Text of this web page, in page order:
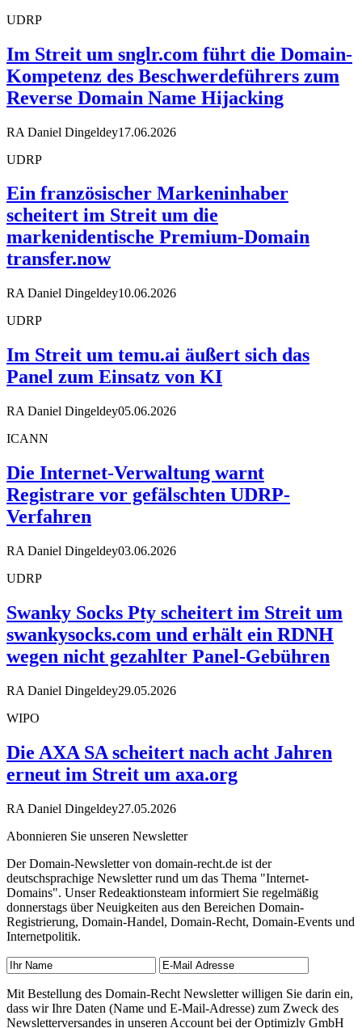
UDRP
Im Streit um snglr.com führt die Domain-
Kompetenz des Beschwerdeführers zum
Reverse Domain Name Hijacking
RA Daniel Dingeldey17.06.2026
UDRP
Ein französischer Markeninhaber
scheitert im Streit um die
markenidentische Premium-Domain
transfer.now
RA Daniel Dingeldey10.06.2026
UDRP
Im Streit um temu.ai äußert sich das
Panel zum Einsatz von KI
RA Daniel Dingeldey05.06.2026
ICANN
Die Internet-Verwaltung warnt
Registrare vor gefälschten UDRP-
Verfahren
RA Daniel Dingeldey03.06.2026
UDRP
Swanky Socks Pty scheitert im Streit um
swankysocks.com und erhält ein RDNH
wegen nicht gezahlter Panel-Gebühren
RA Daniel Dingeldey29.05.2026
WIPO
Die AXA SA scheitert nach acht Jahren
erneut im Streit um axa.org
RA Daniel Dingeldey27.05.2026
Abonnieren Sie unseren Newsletter
Der Domain-Newsletter von domain-recht.de ist der
deutschsprachige Newsletter rund um das Thema "Internet-
Domains". Unser Redeaktionsteam informiert Sie regelmäßig
donnerstags über Neuigkeiten aus den Bereichen Domain-
Registrierung, Domain-Handel, Domain-Recht, Domain-Events und
Internetpolitik.
Mit Bestellung des Domain-Recht Newsletter willigen Sie darin ein,
dass wir Ihre Daten (Name und E-Mail-Adresse) zum Zweck des
Newsletterversandes in unseren Account bei der Optimizly GmbH